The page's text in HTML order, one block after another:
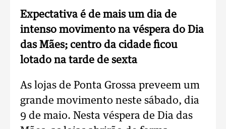
Expectativa é de mais um dia de
intenso movimento na véspera do Dia
das Mães; centro da cidade ficou
lotado na tarde de sexta
As lojas de Ponta Grossa preveem um
grande movimento neste sábado, dia
9 de maio. Nesta véspera de Dia das